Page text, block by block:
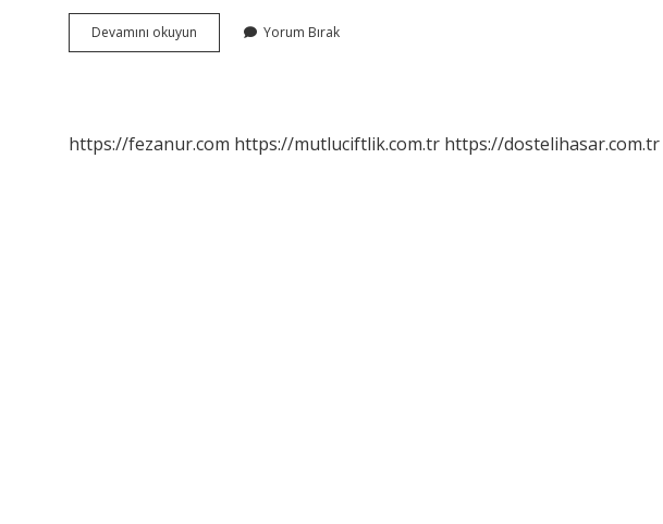
Devamını okuyun Nusayrilik
Din
Yorum Bırak
https://fezanur.com https://mutluciftlik.com.tr https://dostelihasar.com.tr